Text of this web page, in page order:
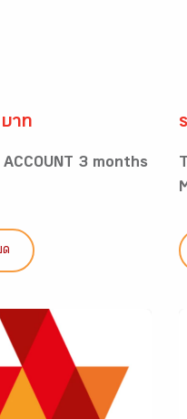
าท
ACCOUNT 3 months
ด